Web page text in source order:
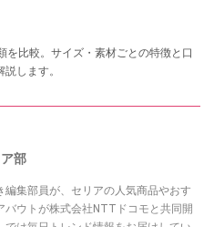
を比較。サイズ・素材ごとの特徴と口
します。
部
編集部員が、セリアの人気商品やおす
ウトが株式会社NTTドコモと共同開